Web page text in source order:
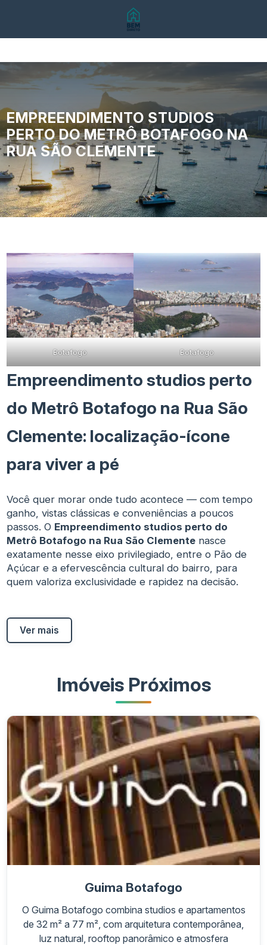
EMPREENDIMENTO STUDIOS
PERTO DO METRÔ BOTAFOGO NA
RUA SÃO CLEMENTE
Botafogo Botafogo
Empreendimento studios perto
do Metrô Botafogo na Rua São
Clemente: localização-ícone
para viver a pé
Você quer morar onde tudo acontece — com tempo
ganho, vistas clássicas e conveniências a poucos
passos. O Empreendimento studios perto do
Metrô Botafogo na Rua São Clemente nasce
exatamente nesse eixo privilegiado, entre o Pão de
Açúcar e a efervescência cultural do bairro, para
quem valoriza exclusividade e rapidez na decisão.
Ver mais
Imóveis Próximos
Guima Botafogo
O Guima Botafogo combina studios e apartamentos
de 32 m² a 77 m², com arquitetura contemporânea,
luz natural, rooftop panorâmico e atmosfera